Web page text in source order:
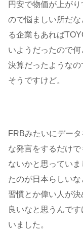
円安で物価が上が
ので悩ましい所だ
る企業もあれば
いようだったので
決算だったような
そうですけど。
FRBみたいにデー
な発言をするだけ
ないかと思ってい
たのが日本らしい
習慣とか偉い人が
良いなと思うんで
いました。